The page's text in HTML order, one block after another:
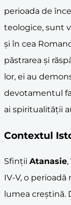
perioada de
teologice, sunt
și în cea
păstrarea și
lor, ei au
devotamentul
ai spiritualității
Contextul
Sfinții Atanasie,
IV-V, o
lumea creștină.